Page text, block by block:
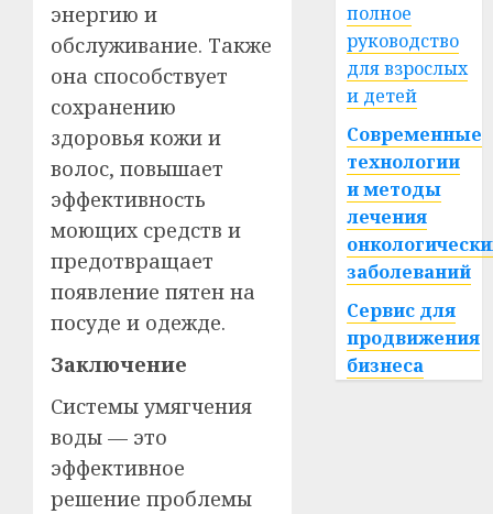
энергию и
обслуживание. Также
она способствует
сохранению
здоровья кожи и
волос, повышает
эффективность
моющих средств и
предотвращает
появление пятен на
посуде и одежде.
Заключение
Системы умягчения
воды — это
эффективное
решение проблемы
полное
руководство
для взрослых
и детей
Современные
технологии
и методы
лечения
заболеваний
Сервис для
продвижения
бизнеса